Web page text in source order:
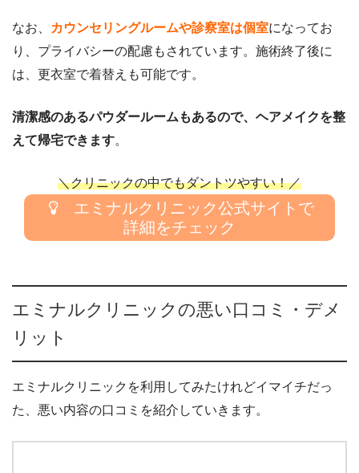
なお、 カウンセリングルームや診察室は個室になってお
り、プライバシーの配慮もされています。施術終了後に
は、更衣室で着替えも可能です。
清潔感のあるパウダールームもあるので、ヘアメイクを整
えて帰宅できます。
＼クリニックの中でもダントツやすい！／
エミナルクリニック公式サイトで
詳細をチェック
エミナルクリニックの悪い口コミ・デメ
リット
エミナルクリニックを利用してみたけれどイマイチだっ
た、悪い内容の口コミを紹介していきます。